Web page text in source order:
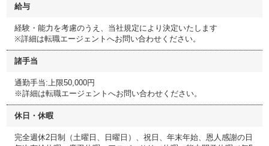
給与
経験・能力を考慮のうえ、当社規定により決定いたします
※詳細は転職エージェントへお問い合わせください。
諸手当
通勤手当:上限50,000円
※詳細は転職エージェントへお問い合わせください。
休日・休暇
完全週休2日制（土曜日、日曜日）、祝日、年末年始、恩人感謝の日